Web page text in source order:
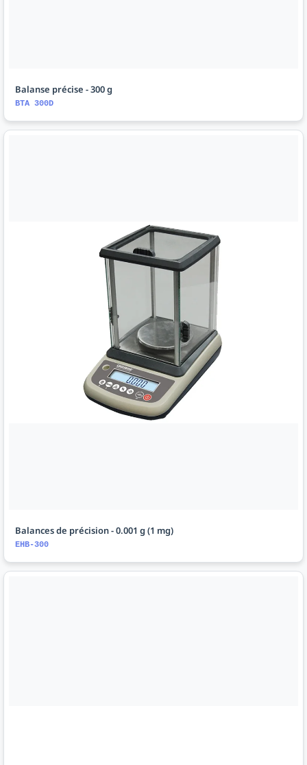
Balanse précise - 300 g
BTA 300D
Balances de précision - 0.001 g (1 mg)
EHB-300